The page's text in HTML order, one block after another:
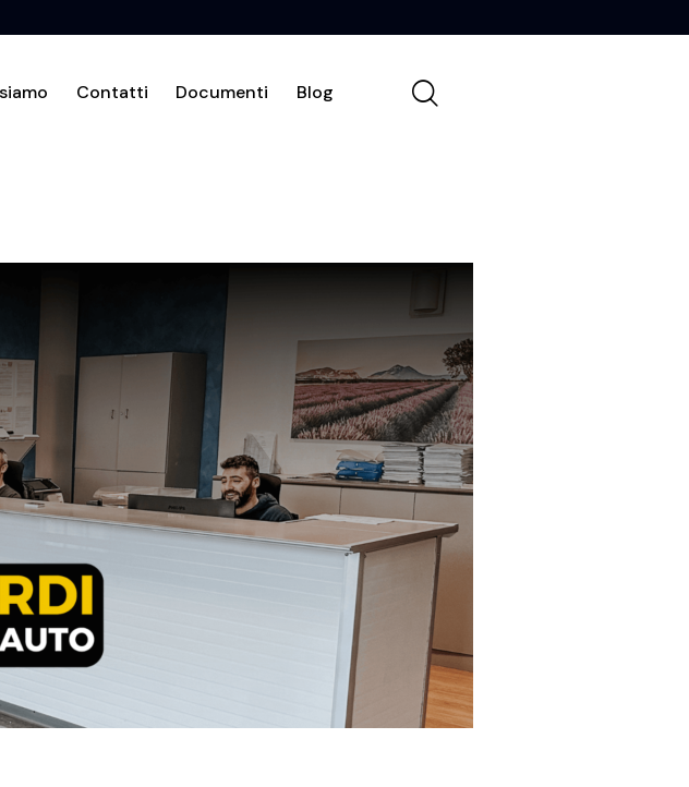
Contatti Documenti Blog